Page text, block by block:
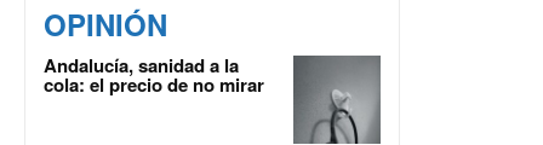
OPINIÓN
Andalucía, sanidad a la
cola: el precio de no mirar